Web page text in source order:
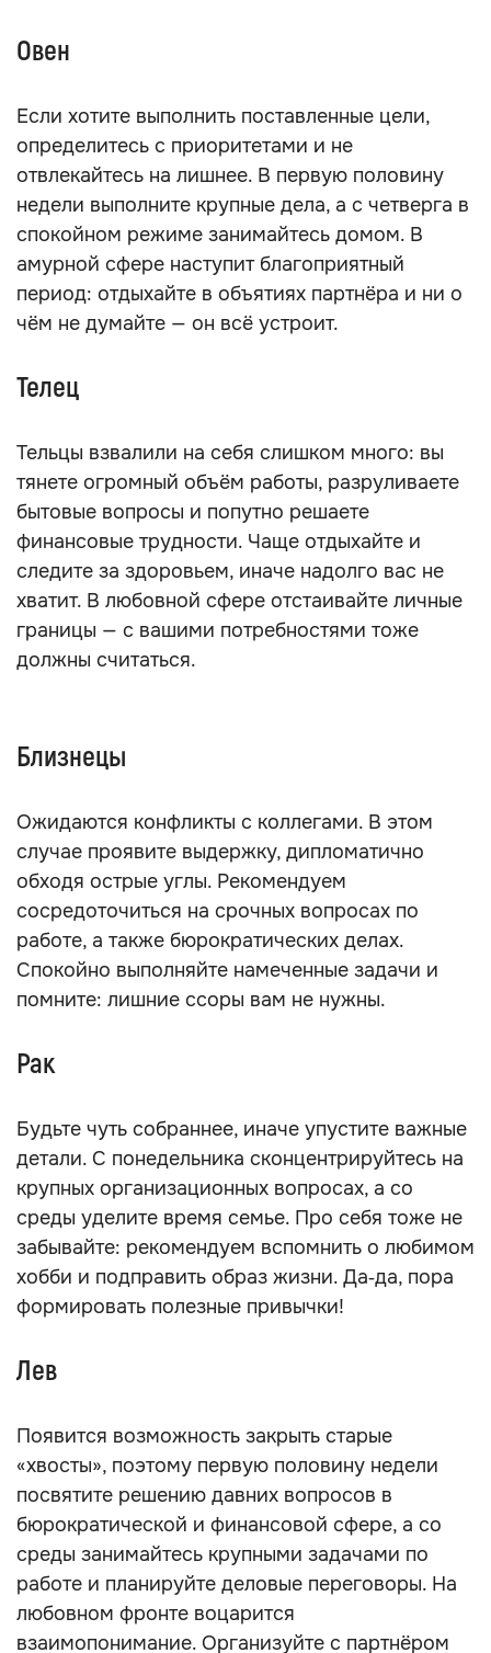
Овен
Если хотите выполнить поставленные цели,
определитесь с приоритетами и не
отвлекайтесь на лишнее. В первую половину
недели выполните крупные дела, а с четверга в
спокойном режиме занимайтесь домом. В
амурной сфере наступит благоприятный
период: отдыхайте в объятиях партнёра и ни о
чём не думайте — он всё устроит.
Телец
Тельцы взвалили на себя слишком много: вы
тянете огромный объём работы, разруливаете
бытовые вопросы и попутно решаете
финансовые трудности. Чаще отдыхайте и
следите за здоровьем, иначе надолго вас не
хватит. В любовной сфере отстаивайте личные
границы — с вашими потребностями тоже
должны считаться.
Близнецы
Ожидаются конфликты с коллегами. В этом
случае проявите выдержку, дипломатично
обходя острые углы. Рекомендуем
сосредоточиться на срочных вопросах по
работе, а также бюрократических делах.
Спокойно выполняйте намеченные задачи и
помните: лишние ссоры вам не нужны.
Рак
Будьте чуть собраннее, иначе упустите важные
детали. С понедельника сконцентрируйтесь на
крупных организационных вопросах, а со
среды уделите время семье. Про себя тоже не
забывайте: рекомендуем вспомнить о любимом
хобби и подправить образ жизни. Да‑да, пора
формировать полезные привычки!
Лев
Появится возможность закрыть старые
«хвосты», поэтому первую половину недели
посвятите решению давних вопросов в
бюрократической и финансовой сфере, а со
среды занимайтесь крупными задачами по
работе и планируйте деловые переговоры. На
любовном фронте воцарится
взаимопонимание. Организуйте с партнёром